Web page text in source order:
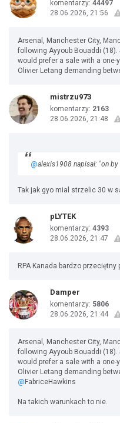
komentarzy: 44497
28.06.2026, 21:56
Arsenal, Manchester City,
following Ayyoub Bouaddi
would prefer a sale with a
Olivier Letang demanding
mistrzu973
komentarzy: 2163
28.06.2026, 21:48
@alexis1908 napisał: "on
Tak jak gyo mial strzelic 30 w
pLYTEK
komentarzy: 4393
28.06.2026, 21:47
RPA Kanada bardzo przeciętny
Damper
komentarzy: 5806
28.06.2026, 21:44
Arsenal, Manchester City,
following Ayyoub Bouaddi
would prefer a sale with a
Olivier Letang demanding
@ FabriceHawkins
Na takich warunkach to nie.